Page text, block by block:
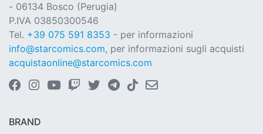
- 06134 Bosco (Perugia)
P.IVA 03850300546
Tel. +39 075 591 8353 - per informazioni
info@starcomics.com, per informazioni sugli acquisti
acquistaonline@starcomics.com
BRAND